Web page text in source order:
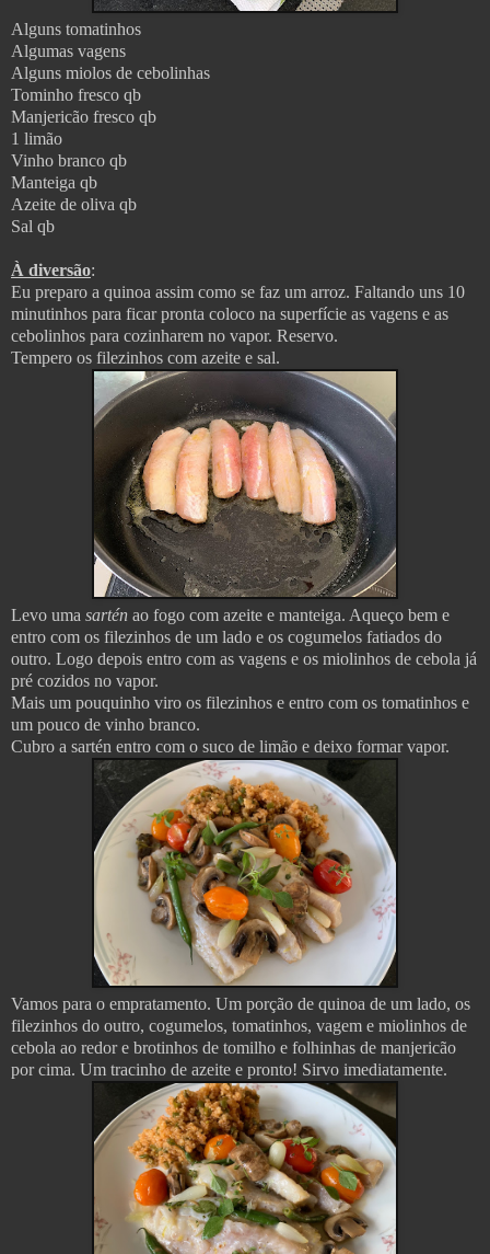
Alguns tomatinhos
Algumas vagens
Alguns miolos de cebolinhas
Tominho fresco qb
Manjericão fresco qb
1 limão
Vinho branco qb
Manteiga qb
Azeite de oliva qb
Sal qb
À diversão:
Eu preparo a quinoa assim como se faz um arroz. Faltando uns 10
minutinhos para ficar pronta coloco na superfície as vagens e as
cebolinhos para cozinharem no vapor. Reservo.
Tempero os filezinhos com azeite e sal.
Levo uma sartén ao fogo com azeite e manteiga. Aqueço bem e
entro com os filezinhos de um lado e os cogumelos fatiados do
outro. Logo depois entro com as vagens e os miolinhos de cebola já
pré cozidos no vapor.
Mais um pouquinho viro os filezinhos e entro com os tomatinhos e
um pouco de vinho branco.
Cubro a sartén entro com o suco de limão e deixo formar vapor.
Vamos para o empratamento. Um porção de quinoa de um lado, os
filezinhos do outro, cogumelos, tomatinhos, vagem e miolinhos de
cebola ao redor e brotinhos de tomilho e folhinhas de manjericão
por cima. Um tracinho de azeite e pronto! Sirvo imediatamente.